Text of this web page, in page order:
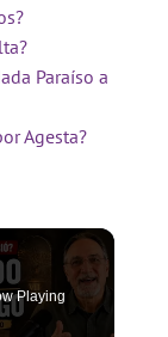
Paraíso a
Agesta?
Playing